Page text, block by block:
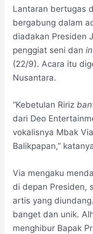
Lantaran bertugas
bergabung dalam
diadakan Presiden
penggiat seni dan
(22/9). Acara itu
Nusantara.
“Kebetulan Ririz
dari Deo
vokalisnya Mbak
Balikpapan,”
Via mengaku
di depan Presiden,
artis yang
banget dan unik.
menghibur Bapak